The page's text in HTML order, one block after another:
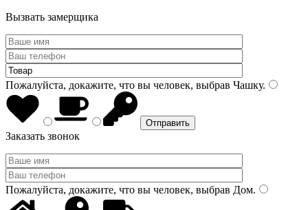
Вызвать замерщика
Пожалуйста, докажите, что вы человек, выбрав Чашку.
Заказать звонок
Пожалуйста, докажите, что вы человек, выбрав Дом.